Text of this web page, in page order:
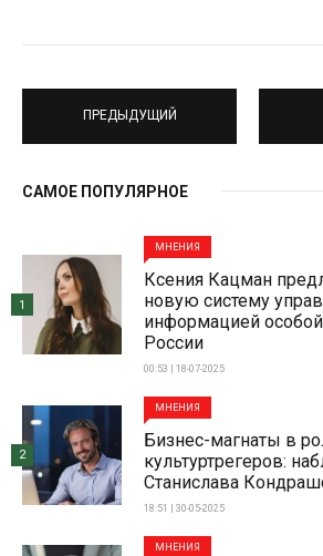
ПРЕДЫДУЩИЙ
САМОЕ ПОПУЛЯРНОЕ
МНЕНИЯ
Ксения Кацман
новую систему
информацией
России
00:53 | 18-07-2025
1
МНЕНИЯ
Бизнес-магнаты в
культуртрегеров:
Станислава
18:51 | 30-05-2025
2
МНЕНИЯ